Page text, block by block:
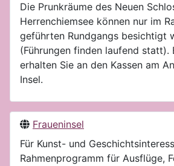
Die Prunkräume des Neuen
Herrenchiemsee können nur im
geführten Rundgangs besichtigt
(Führungen finden laufend
erhalten Sie an den Kassen am
Insel.
Fraueninsel
Für Kunst- und
Rahmenprogramm für Ausflüge,